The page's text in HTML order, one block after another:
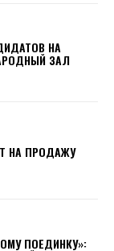
НА
ЗАЛ
НА ПРОДАЖУ
ПОЕДИНКУ»: